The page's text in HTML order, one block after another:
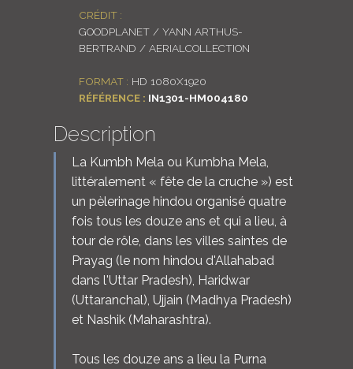
CRÉDIT :
GOODPLANET / YANN ARTHUS-
BERTRAND / AERIALCOLLECTION
FORMAT : HD 1080X1920
RÉFÉRENCE : IN1301-HM004180
Description
La Kumbh Mela ou Kumbha Mela,
littéralement « fête de la cruche ») est
un pèlerinage hindou organisé quatre
fois tous les douze ans et qui a lieu, à
tour de rôle, dans les villes saintes de
Prayag (le nom hindou d'Allahabad
dans l'Uttar Pradesh), Haridwar
(Uttaranchal), Ujjain (Madhya Pradesh)
et Nashik (Maharashtra).
Tous les douze ans a lieu la Purna